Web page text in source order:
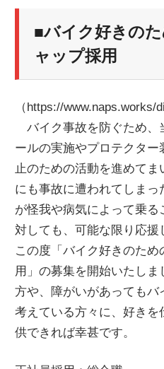
■バイク好きの
ャップ採用
（https://www.naps.works/
バイク事故を防ぐため、
ールの実施やプロテクタ
止のための活動を進めて
にも事故に遭われてしま
が怪我や病気によって乗る
対しても、可能な限り応援
この度「バイク好きのた
用」の募集を開始いたし
方や、障がいがあってもバ
考えている方々に、好き
供できれば幸甚です。